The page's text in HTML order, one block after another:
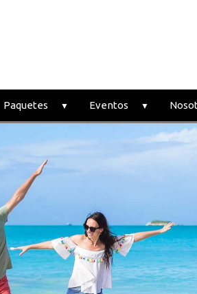
Paquetes Eventos